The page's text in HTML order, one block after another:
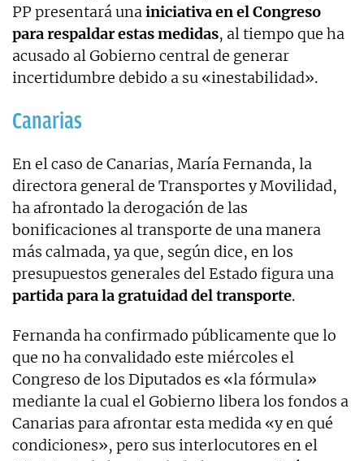
PP presentará unainiciativa en el Congreso
para respaldar estas medidas, al tiempo que ha
acusado al Gobierno central de generar
incertidumbre debido a su «inestabilidad».
Canarias
En el caso de Canarias, María Fernanda, la
directora general de Transportes y Movilidad,
ha afrontado la derogación de las
bonificaciones al transporte de una manera
más calmada, ya que, según dice, en los
presupuestos generales del Estado figura una
partida para la gratuidad del transporte.
Fernanda ha confirmado públicamente que lo
que no ha convalidado este miércoles el
Congreso de los Diputados es «la fórmula»
mediante la cual el Gobierno libera los fondos a
Canarias para afrontar esta medida «y en qué
condiciones», pero sus interlocutores en el